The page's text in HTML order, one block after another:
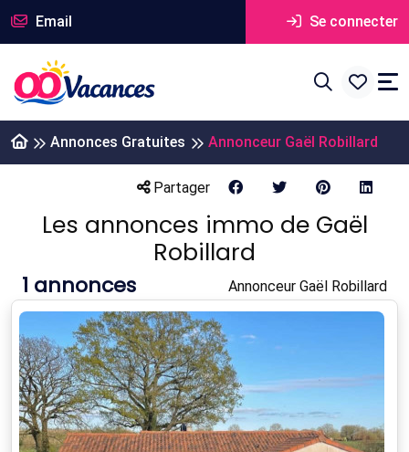
Email Se connecter
Annonces Gratuites Annonceur Gaël Robillard
Partager
Les annonces immo de Gaël
Robillard
1 annonces Annonceur Gaël Robillard